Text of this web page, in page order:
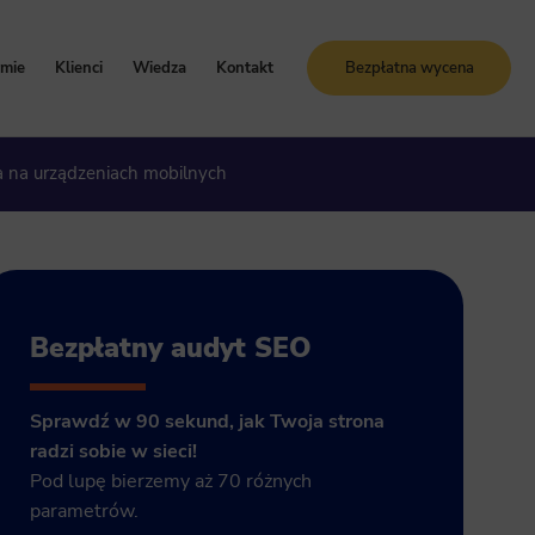
i certyfikaty
Klienci Wiedza Kontakt Bezpłatna wycena
urządzeniach mobilnych
Bezpłatny audyt SEO
Sprawdź w 90 sekund, jak Twoja strona
radzi sobie w sieci!
Pod lupę bierzemy aż 70 różnych
parametrów.